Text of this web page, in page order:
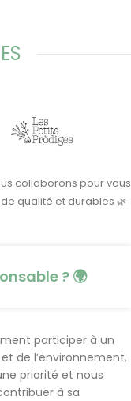
collaborons pour vous
qualité et durables 🌿
? 🌍
participer à un
de l’environnement.
priorité et nous
à sa